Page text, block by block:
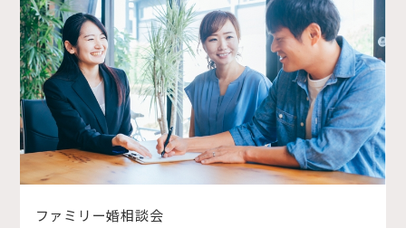
ファミリー婚相談会